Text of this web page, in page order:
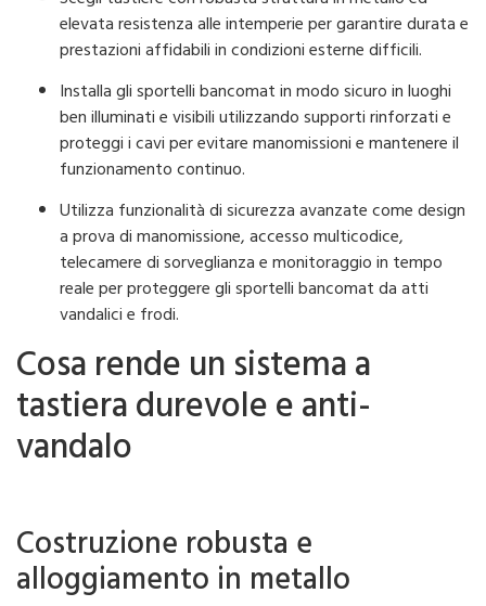
elevata resistenza alle intemperie per garantire durata e
prestazioni affidabili in condizioni esterne difficili.
Installa gli sportelli bancomat in modo sicuro in luoghi
ben illuminati e visibili utilizzando supporti rinforzati e
proteggi i cavi per evitare manomissioni e mantenere il
funzionamento continuo.
Utilizza funzionalità di sicurezza avanzate come design
a prova di manomissione, accesso multicodice,
telecamere di sorveglianza e monitoraggio in tempo
reale per proteggere gli sportelli bancomat da atti
vandalici e frodi.
Cosa rende un sistema a
tastiera durevole e anti-
vandalo
Costruzione robusta e
alloggiamento in metallo